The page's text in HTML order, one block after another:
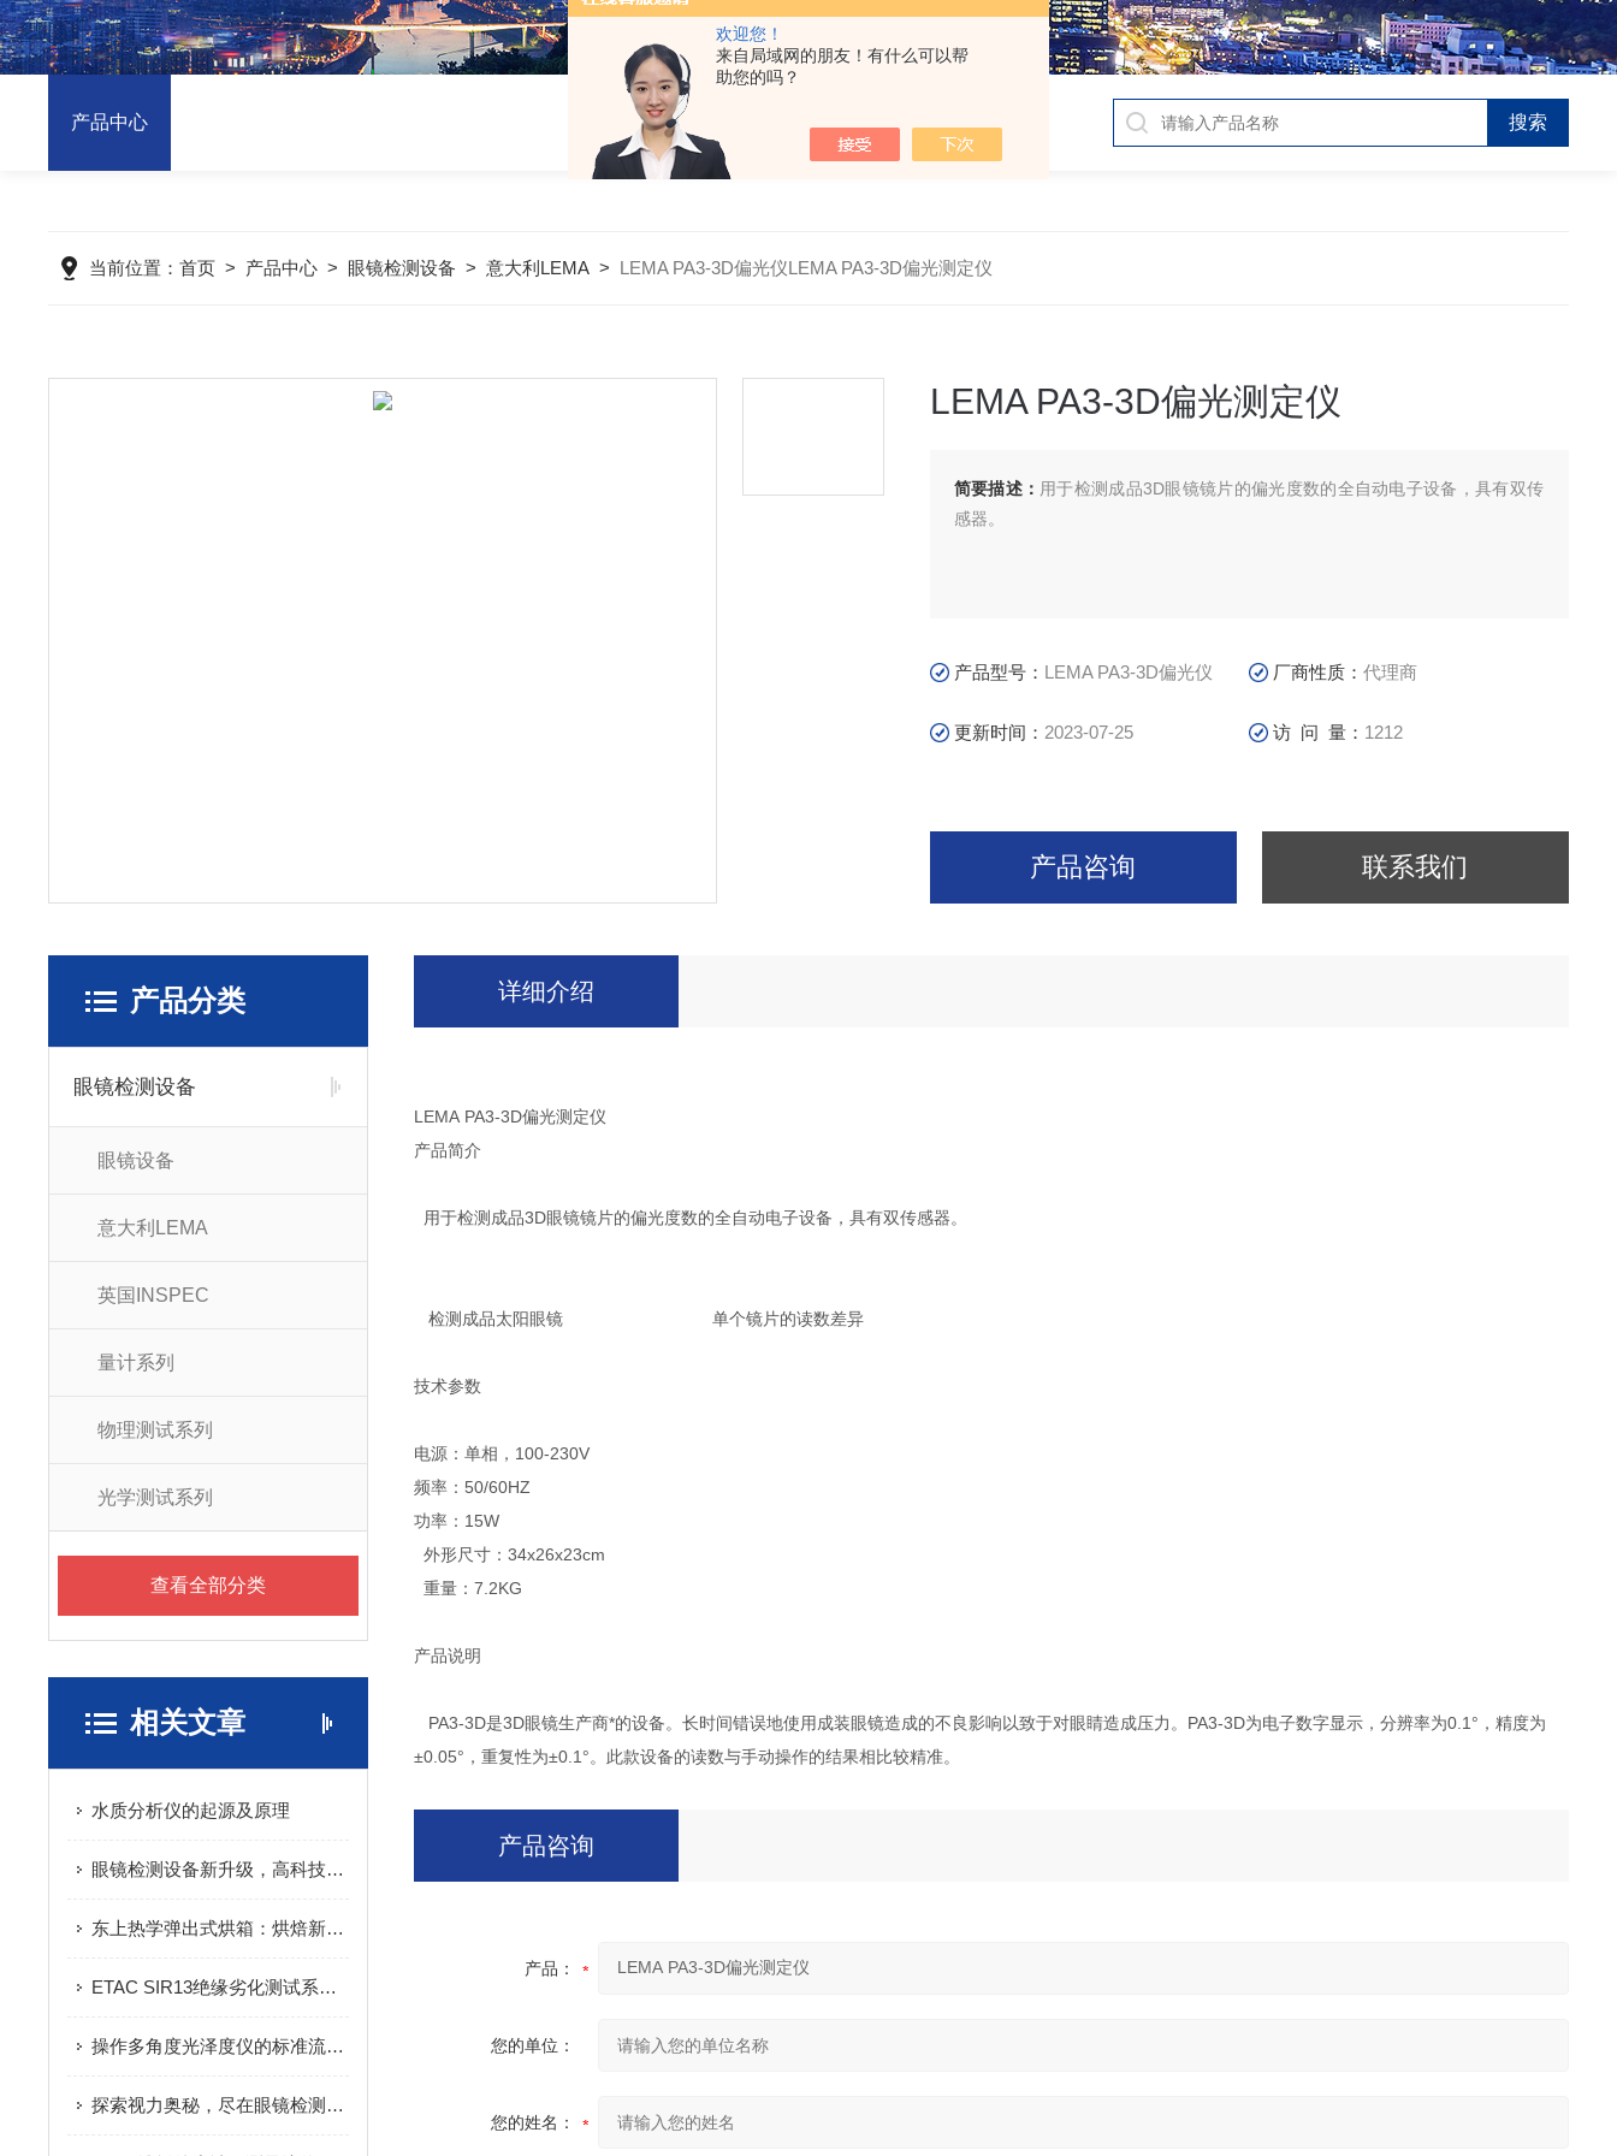
欢迎您！
来自局域网的朋友！有什么可以帮
助您的吗？
产品中心
当前位置：首页 > 产品中心 > 眼镜检测设备 >意大利LEMA > LEMA PA3-3D偏光仪LEMA PA3-3D偏光测定仪
LEMA PA3-3D偏光测定仪
简要描述： 用于检测成品3D眼镜镜片的偏光度数的全自动电子设备，具有双传
感器。
产品型号： LEMA PA3-3D偏光仪 厂商性质：代理商
更新时间： 2023-07-25 访 问 量： 1212
产品咨询 联系我们
产品分类
眼镜检测设备
眼镜设备
意大利LEMA
英国INSPEC
量计系列
物理测试系列
光学测试系列
查看全部分类
相关文章
水质分析仪的起源及原理
眼镜检测设备新升级，高科技助力眼镜行业迈向新高度！
东上热学弹出式烘箱：烘焙新宠，让你爱上烘焙的乐趣
ETAC SIR13绝缘劣化测试系统在电力行业的应用实践：提升设备安全运行水平的得力助手
操作多角度光泽度仪的标准流程与技巧：确保高光泽和低光泽样品测量准确
探索视力奥秘，尽在眼镜检测设备：一键解锁清晰视界秘密
详细介绍
LEMA PA3-3D偏光测定仪
产品简介
用于检测成品3D眼镜镜片的偏光度数的全自动电子设备，具有双传感器。
检测成品太阳眼镜 单个镜片的读数差异
技术参数
电源：单相，100-230V
频率：50/60HZ
功率：15W
外形尺寸：34x26x23cm
重量：7.2KG
产品说明
PA3-3D是3D眼镜生产商*的设备。长时间错误地使用成装眼镜造成的不良影响以致于对眼睛造成压力。PA3-3D为电子数字显示，分辨率为0.1°，精度为
±0.05°，重复性为±0.1°。此款设备的读数与手动操作的结果相比较精准。
产品咨询
产品：
您的单位：
您的姓名：